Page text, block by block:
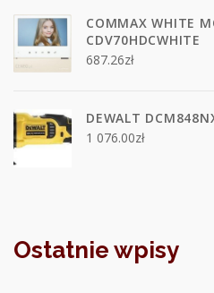
COMMAX WHITE
CDV70HDCWHITE
687.26zł
DEWALT
1 076.00zł
Ostatnie wpisy